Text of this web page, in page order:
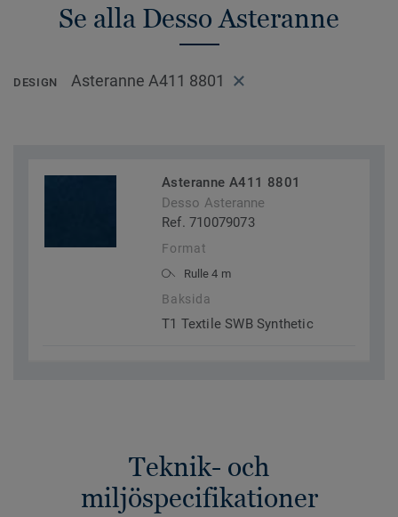
Se alla Desso Asteranne
DESIGN Asteranne A411 8801
Asteranne A411 8801
Desso Asteranne
Ref. 710079073
Format
Rulle 4 m
Baksida
T1 Textile SWB Synthetic
Teknik- och
miljöspecifikationer